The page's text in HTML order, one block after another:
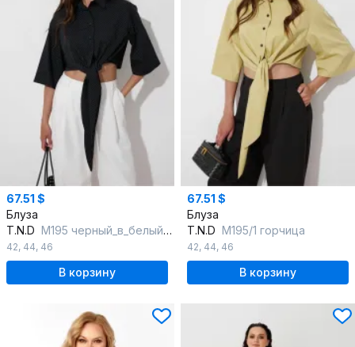
67.51 $
Блуза
T.N.D М195 черный_в_белый_горох
42, 44, 46
В корзину
67.51 $
Блуза
T.N.D М195/1 горчица
42, 44, 46
В корзину